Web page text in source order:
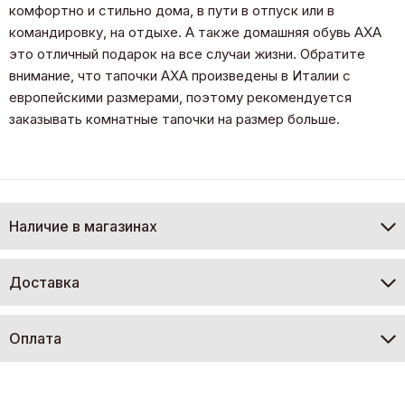
комфортно и стильно дома, в пути в отпуск или в
командировку, на отдыхе. А также домашняя обувь АХА
это отличный подарок на все случаи жизни. Обратите
внимание, что тапочки AXA произведены в Италии с
европейскими размерами, поэтому рекомендуется
заказывать комнатные тапочки на размер больше.
Наличие в магазинах
Доставка
Оплата